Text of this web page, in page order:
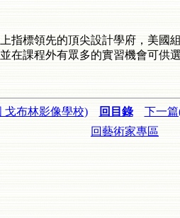
指標領先的頂尖設計學府，美
在課程外有眾多的實習機會可供
戈布林影像學校) 回目錄
下一
回藝術家專區